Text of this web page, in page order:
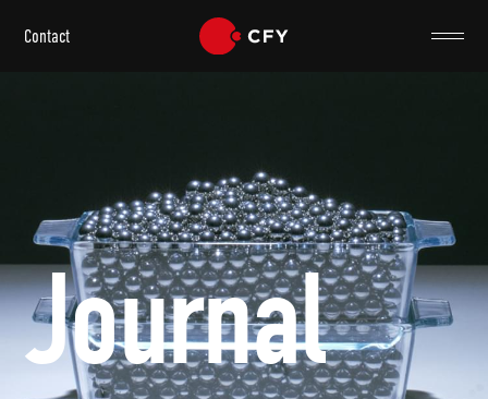
Contact
Journal